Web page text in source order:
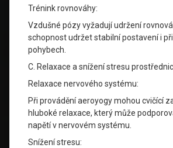
Trénink rovnováhy:
Vzdušné pózy vyžadují udržení
schopnost udržet stabilní postavení i
pohybech.
C. Relaxace a snížení stresu
Relaxace nervového systému:
Při provádění aeroyogy mohou cvičící
hluboké relaxace, který může
napětí v nervovém systému.
Snížení stresu: